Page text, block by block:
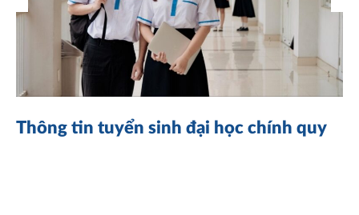
Thông tin tuyển sinh đại học chính quy